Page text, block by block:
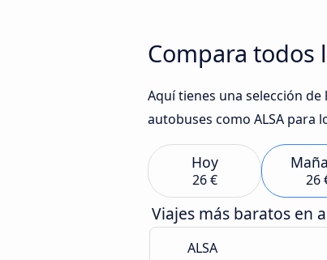
Compara todos
Aquí tienes una selección
autobuses como ALSA para
Hoy
26 € 26
Viajes más baratos en
ALSA